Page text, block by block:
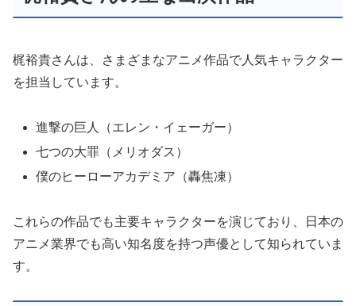
梶裕貴さんは、さまざまなアニメ作品で人気キャラクター
を担当しています。
進撃の巨人（エレン・イェーガー）
七つの大罪（メリオダス）
僕のヒーローアカデミア（轟焦凍）
これらの作品でも主要キャラクターを演じており、日本の
アニメ業界でも高い知名度を持つ声優として知られていま
す。